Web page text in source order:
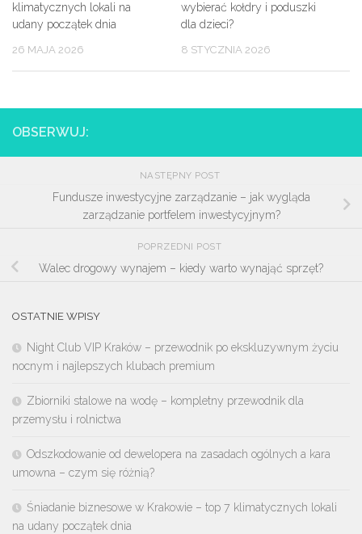
klimatycznych lokali na
udany początek dnia
26 MAJA 2026
wybierać kołdry i poduszki
dla dzieci?
8 STYCZNIA 2026
OBSERWUJ:
NASTĘPNY POST
Fundusze inwestycyjne zarządzanie – jak wygląda
zarządzanie portfelem inwestycyjnym?
POPRZEDNI POST
Walec drogowy wynajem – kiedy warto wynająć sprzęt?
OSTATNIE WPISY
Night Club VIP Kraków – przewodnik po ekskluzywnym życiu
nocnym i najlepszych klubach premium
Zbiorniki stalowe na wodę – kompletny przewodnik dla
przemysłu i rolnictwa
Odszkodowanie od dewelopera na zasadach ogólnych a kara
umowna – czym się różnią?
Śniadanie biznesowe w Krakowie – top 7 klimatycznych lokali
na udany początek dnia